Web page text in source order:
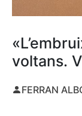
voltans.
FERRAN